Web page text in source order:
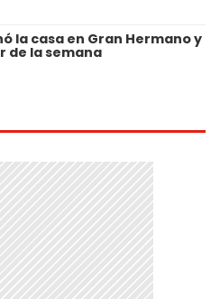
la casa en Gran Hermano y
de la semana